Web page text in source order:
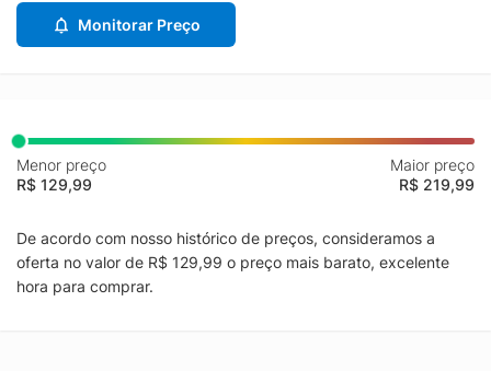
Monitorar Preço
Menor preço
R$ 129,99
Maior preço
R$ 219,99
De acordo com nosso histórico de preços, consideramos a
oferta no valor de R$ 129,99 o preço mais barato, excelente
hora para comprar.